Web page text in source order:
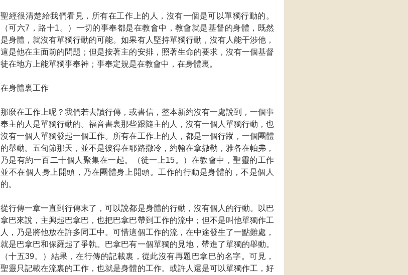
聖經很清楚給我們看見，所有在工作上的人，沒有一個是可以單獨行動的。
（可六7，路十1。）一切的事奉都是在教會中，教會就是基督的身體，既然
是身體，就沒有單獨行動的可能。如果有人堅持單獨行動，沒有人能干涉他，
這是他在主面前的問題；但是按著主的安排，照著生命的要求，沒有一個基督
徒在地方上能單獨事奉神；事奉定規是在教會中，在身體裏。
在身體裏工作
那麼在工作上呢？我們若去讀行傳，或書信，整本新約沒有一處說到，一個事
奉主的人是單獨行動的。福音書裏那些跟隨主的人，沒有一個人單獨行動，也
沒有一個人單獨發起一個工作。所有在工作上的人，都是一個行蹤，一個團體
的舉動。五旬節那天，並不是彼得在耶路撒冷，約翰在拿撒勒，雅各在帕弗，
乃是有約一百二十個人聚集在一起。（徒一上15。）在教會中，聖靈的工作
並不在個人身上開頭，乃在團體身上開頭。工作的行動是身體的，不是個人
的。
從行傳一章一直到行傳末了，可以說都是身體的行動，沒有個人的行動。以巴
拿巴來說，主興起巴拿巴，也把巴拿巴帶到工作的流中；但不是叫他單獨作工
人，乃是將他放在許多同工中。可惜這個工作的流，在中途發生了一點難處，
就是巴拿巴和保羅起了爭執。巴拿巴有一個單獨的見地，帶進了單獨的舉動。
（十五39。）結果，在行傳的記載裏，從此沒有再題巴拿巴的名字。可見，
聖靈只記載在流裏的工作，也就是身體的工作。或許人還是可以單獨作工，好